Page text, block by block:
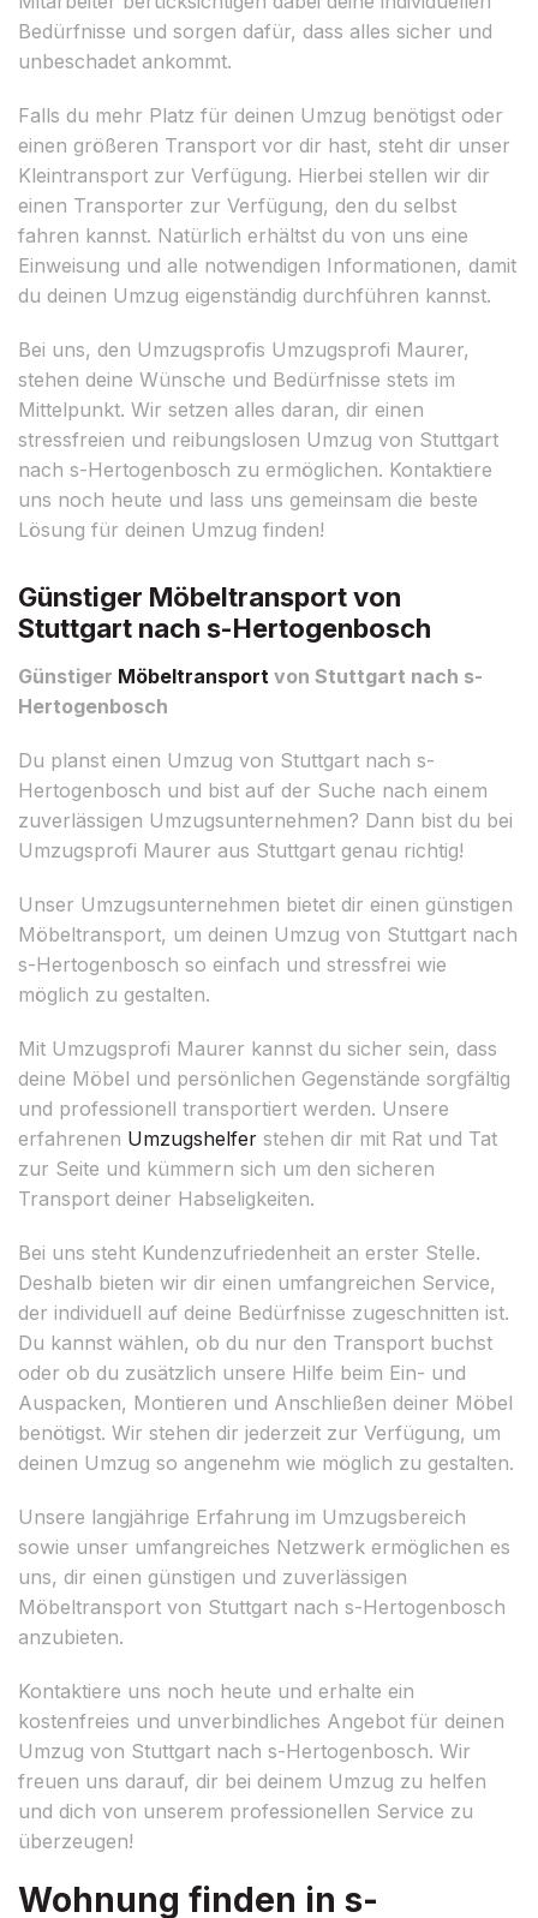
Bedürfnisse und sorgen dafür, dass alles sicher und
unbeschadet ankommt.
Falls du mehr Platz für deinen Umzug benötigst oder
einen größeren Transport vor dir hast, steht dir unser
Kleintransport zur Verfügung. Hierbei stellen wir dir
einen Transporter zur Verfügung, den du selbst
fahren kannst. Natürlich erhältst du von uns eine
Einweisung und alle notwendigen Informationen, damit
du deinen Umzug eigenständig durchführen kannst.
Bei uns, den Umzugsprofis Umzugsprofi Maurer,
stehen deine Wünsche und Bedürfnisse stets im
Mittelpunkt. Wir setzen alles daran, dir einen
stressfreien und reibungslosen Umzug von Stuttgart
nach s-Hertogenbosch zu ermöglichen. Kontaktiere
uns noch heute und lass uns gemeinsam die beste
Lösung für deinen Umzug finden!
Günstiger Möbeltransport von
Stuttgart nach s-Hertogenbosch
Günstiger Möbeltransport von Stuttgart nach s-
Hertogenbosch
Du planst einen Umzug von Stuttgart nach s-
Hertogenbosch und bist auf der Suche nach einem
zuverlässigen Umzugsunternehmen? Dann bist du bei
Umzugsprofi Maurer aus Stuttgart genau richtig!
Unser Umzugsunternehmen bietet dir einen günstigen
Möbeltransport, um deinen Umzug von Stuttgart nach
s-Hertogenbosch so einfach und stressfrei wie
möglich zu gestalten.
Mit Umzugsprofi Maurer kannst du sicher sein, dass
deine Möbel und persönlichen Gegenstände sorgfältig
und professionell transportiert werden. Unsere
erfahrenen Umzugshelfer stehen dir mit Rat und Tat
zur Seite und kümmern sich um den sicheren
Transport deiner Habseligkeiten.
Bei uns steht Kundenzufriedenheit an erster Stelle.
Deshalb bieten wir dir einen umfangreichen Service,
der individuell auf deine Bedürfnisse zugeschnitten ist.
Du kannst wählen, ob du nur den Transport buchst
oder ob du zusätzlich unsere Hilfe beim Ein- und
Auspacken, Montieren und Anschließen deiner Möbel
benötigst. Wir stehen dir jederzeit zur Verfügung, um
deinen Umzug so angenehm wie möglich zu gestalten.
Unsere langjährige Erfahrung im Umzugsbereich
sowie unser umfangreiches Netzwerk ermöglichen es
uns, dir einen günstigen und zuverlässigen
Möbeltransport von Stuttgart nach s-Hertogenbosch
anzubieten.
Kontaktiere uns noch heute und erhalte ein
kostenfreies und unverbindliches Angebot für deinen
Umzug von Stuttgart nach s-Hertogenbosch. Wir
freuen uns darauf, dir bei deinem Umzug zu helfen
und dich von unserem professionellen Service zu
überzeugen!
Wohnung finden in s-